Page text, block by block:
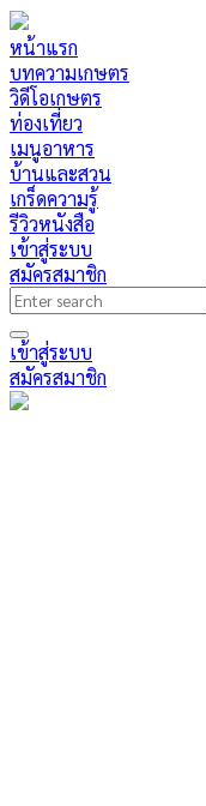
หน้าแรก
บทความเกษตร
วิดีโอเกษตร
ท่องเที่ยว
เมนูอาหาร
บ้านและสวน
เกร็ดความรู้
รีวิวหนังสือ
เข้าสู่ระบบ
สมัครสมาชิก
เข้าสู่ระบบ
สมัครสมาชิก